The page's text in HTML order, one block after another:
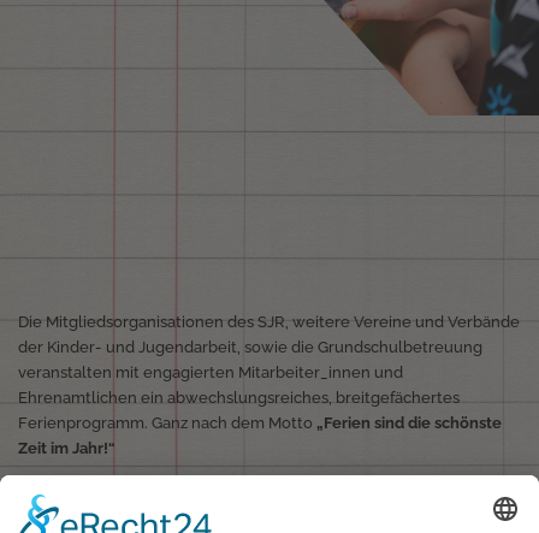
Die Mitgliedsorganisationen des SJR, weitere Vereine und Verbände
der Kinder- und Jugendarbeit, sowie die Grundschulbetreuung
veranstalten mit engagierten Mitarbeiter_innen und
Ehrenamtlichen ein abwechslungsreiches, breitgefächertes
Ferienprogramm. Ganz nach dem Motto „Ferien sind die schönste
Zeit im Jahr!“
Koordiniert werden diese Programme vom SJR. In allen
Ferienwochen – bis auf die Weihnachtsferien – gibt es Programme